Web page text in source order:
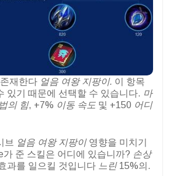
재한다 얼음 여왕 지팡이. 이 항목
있기 때문에 선택할 수 있습니다. 마
의 힘, +7% 이동 속도 및 +150 어디
브 얼음 여왕 지팡이영향을 미치기
가 준 스킬은 어디에 있습니까? 손상
과를 일으킬 것입니다 느린15%의.